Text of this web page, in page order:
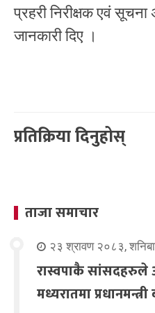
प्रहरी निरीक्षक एवं
जानकारी दिए ।
प्रतिक्रिया दिनुहोस्
ताजा समाचार
२३ श्रावण २०८३,
रास्वपाकै सांसदहरुले
मध्यरातमा